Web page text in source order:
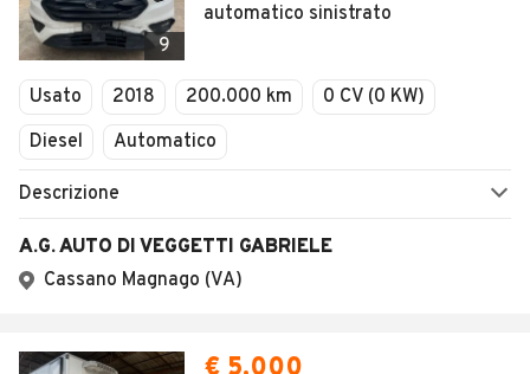
9
automatico sinistrato
Usato 2018 200.000 km
0 CV (0 KW)
Diesel
Automatico
Descrizione
A.G. AUTO DI VEGGETTI GABRIELE
Cassano Magnago (VA)